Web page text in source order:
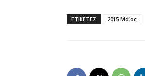
ΕΤΙΚΕΤΕΣ 2015 Μάϊος